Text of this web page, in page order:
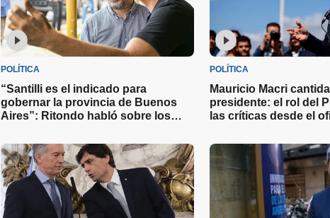
POLÍTICA
“Santilli es el indicado para
gobernar la provincia de Buenos
Aires”: Ritondo habló sobre los
del 2027
POLÍTICA
Mauricio Macri
presidente: el rol del
las críticas desde el